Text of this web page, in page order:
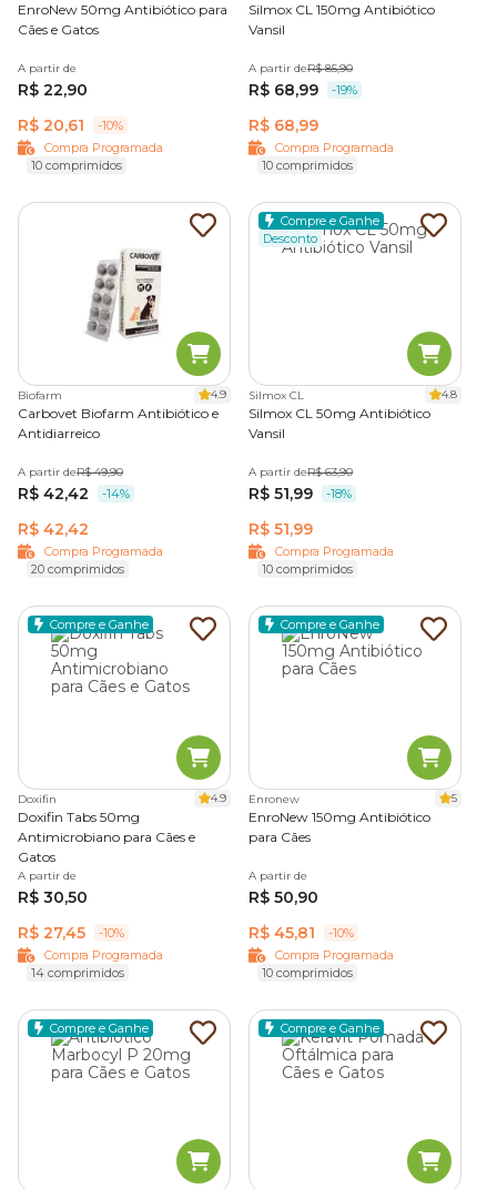
Para você que está em busca deantibiótico para
, o lugar certo é o pet shop
online da Cobasi. Só aqui você encontra toda a linha de
medicamentos para cães
condições imperdíveis. Aproveite aCompra Programada
agende hoje mesmo a entrega de seus pedidos
recorrentes.
EnroNew 50mg Antibiótico para
Cães e Gatos
A partir de
R$ 22,90
R$ 20,61
-10%
Compra Programada
10 comprimidos
Silmox CL 150mg Antibiótico
Vansil
A partir deR$ 85,90
R$ 68,99 -19%
R$ 68,99
Compra Programada
10 comprimidos
Biofarm 4.9
Carbovet Biofarm Antibiótico e
Antidiarreico
A partir deR$ 49,90
R$ 42,42 -14%
R$ 42,42
Compra Programada
20 comprimidos
Compre e Ganhe
Desconto
Silmox CL 4.8
Silmox CL 50mg Antibiótico
Vansil
A partir deR$ 63,90
R$ 51,99 -18%
R$ 51,99
Compra Programada
10 comprimidos
Compre e Ganhe
Doxifin 4.9
Doxifin Tabs 50mg
Antimicrobiano para Cães e
Gatos
A partir de
R$ 30,50
R$ 27,45
-10%
Compra Programada
14 comprimidos
Compre e Ganhe
Enronew 5
EnroNew 150mg Antibiótico
para Cães
A partir de
R$ 50,90
R$ 45,81
-10%
Compra Programada
10 comprimidos
Compre e Ganhe Compre e Ganhe